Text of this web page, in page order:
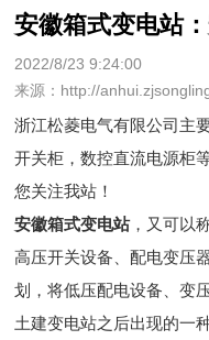
安徽箱式变电站
2022/8/23 9:24:00
来源：http://
浙江松菱电气有限公司主
开关柜，数控直流电源柜
您关注我站！
安徽箱式变电站，又可以
高压开关设备、配电变压
划，将低压配电设备、变
土建变电站之后出现的一